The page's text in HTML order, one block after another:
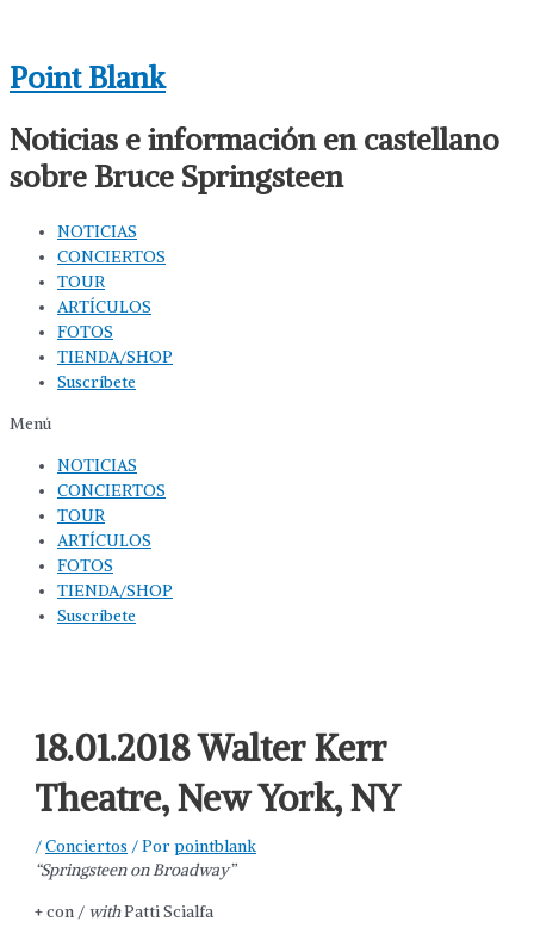
contenido
Point Blank
Noticias e información en castellano
sobre Bruce Springsteen
NOTICIAS
CONCIERTOS
TOUR
ARTÍCULOS
FOTOS
TIENDA/SHOP
Suscríbete
Menú
NOTICIAS
CONCIERTOS
TOUR
ARTÍCULOS
FOTOS
TIENDA/SHOP
Suscríbete
18.01.2018 Walter Kerr
Theatre, New York, NY
/Conciertos / Porpointblank
“Springsteen on Broadway”
+ con / withPatti Scialfa